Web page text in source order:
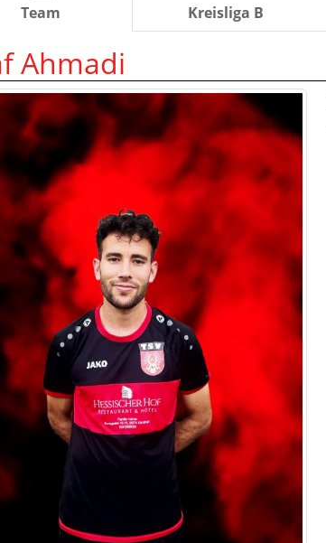
Team Kreisliga B
Ahmadi